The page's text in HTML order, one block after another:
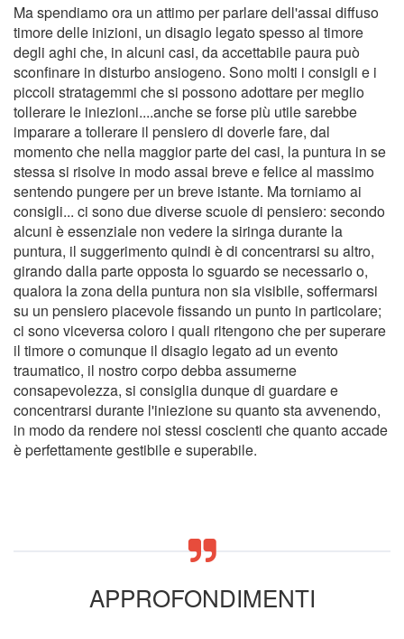
Ma spendiamo ora un attimo per parlare dell'assai diffuso
timore delle inizioni, un disagio legato spesso al timore
degli aghi che, in alcuni casi, da accettabile paura può
sconfinare in disturbo ansiogeno. Sono molti i consigli e i
piccoli stratagemmi che si possono adottare per meglio
tollerare le iniezioni....anche se forse più utile sarebbe
imparare a tollerare il pensiero di doverle fare, dal
momento che nella maggior parte dei casi, la puntura in se
stessa si risolve in modo assai breve e felice al massimo
sentendo pungere per un breve istante. Ma torniamo ai
consigli... ci sono due diverse scuole di pensiero: secondo
alcuni è essenziale non vedere la siringa durante la
puntura, il suggerimento quindi è di concentrarsi su altro,
girando dalla parte opposta lo sguardo se necessario o,
qualora la zona della puntura non sia visibile, soffermarsi
su un pensiero piacevole fissando un punto in particolare;
ci sono viceversa coloro i quali ritengono che per superare
il timore o comunque il disagio legato ad un evento
traumatico, il nostro corpo debba assumerne
consapevolezza, si consiglia dunque di guardare e
concentrarsi durante l'iniezione su quanto sta avvenendo,
in modo da rendere noi stessi coscienti che quanto accade
è perfettamente gestibile e superabile.
APPROFONDIMENTI